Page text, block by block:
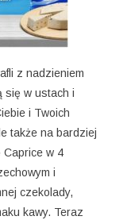
z nadzieniem
się w ustach i
i Twoich
także na bardziej
Caprice w 4
i
czekolady,
kawy. Teraz